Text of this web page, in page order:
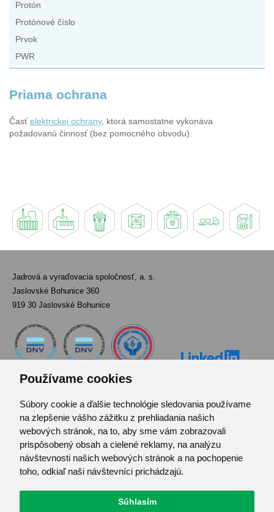
Používame cookies
Súbory cookie a ďalšie technológie sledovania používame
na zlepšenie vášho zážitku z prehliadania našich
webových stránok, na to, aby sme vám zobrazovali
prispôsobený obsah a cielené reklamy, na analýzu
návštevnosti našich webových stránok a na pochopenie
toho, odkiaľ naši návštevníci prichádzajú.
Súhlasím
Protón
Protónové číslo
Prvok
PWR
Priama ochrana
Časť elektrickej ochrany, ktorá samostatne vykonáva
požadovanú činnosť (bez pomocného obvodu).
Jadrová a vyraďovacia spoločnosť, a. s.
Jaslovské Bohunice 360
919 30 Jaslovské Bohunice
Kontakt
Pozvánka do infocentra
Zoznam použitých skratiek
Mapa stránok
RSS
Centrum predvolieb cookies